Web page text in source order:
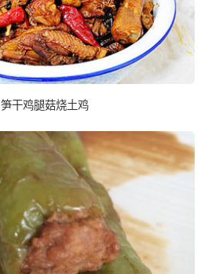
笋干鸡腿菇烧土鸡